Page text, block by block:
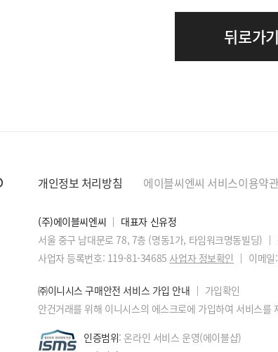
쿠폰/이벤트 신규회원 혜택 기획전
뒤로가기
개인정보 처리방침 에이블씨엔씨 서비스이용약관
(주)에이블씨엔씨
대표자 신유정
서울 중구 남대문로 78, 7층 (명동1가, 타임워크명동빌딩)
사업자 등록번호: 119-81-34685 사업자 정보확인 이메일:
㈜이니시스 구매안전 서비스 가입 안내
가입확인
안건거래를 위해 이니시스의 에스크로에 가입하여 서비스를
인증범위: 온라인 서비스 운영(에이블샵)